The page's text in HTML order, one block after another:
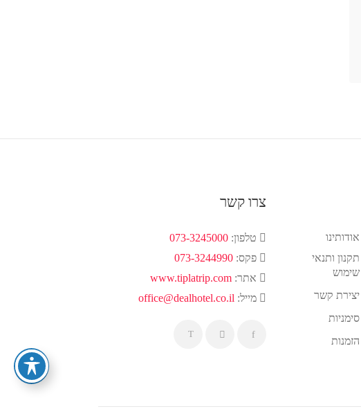
אודותינו
תקנון ותנאי
שימוש
יצירת קשר
סימניות
הזמנות
צרו קשר
טלפון:073-3245000
פקס:073-3244990
אתר:www.tiplatrip.com
מייל: office@dealhotel.co.il